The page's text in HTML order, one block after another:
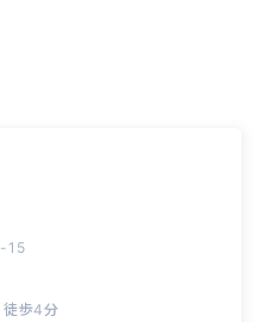
15
徒歩4分